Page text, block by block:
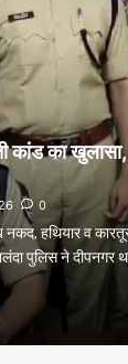
का खुलासा,
0
हथियार व
पुलिस ने दीपनगर